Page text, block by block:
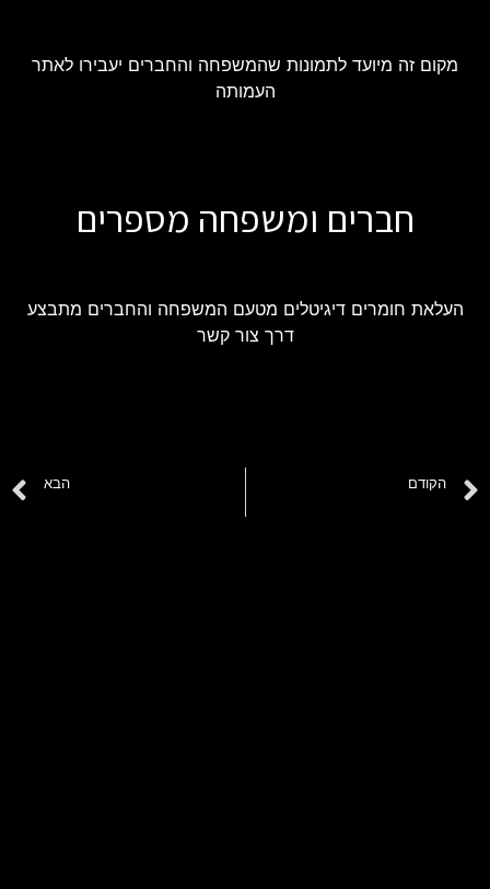
מקום זה מיועד לתמונות שהמשפחה והחברים יעבירו לאתר
העמותה
חברים ומשפחה מספרים
העלאת חומרים דיגיטלים מטעם המשפחה והחברים מתבצע
דרך צור קשר
הקודם הבא